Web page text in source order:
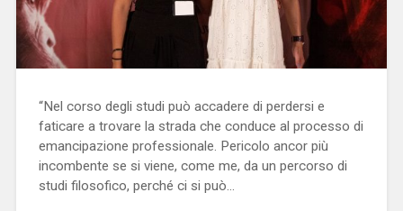
“Nel corso degli studi può accadere di perdersi e
faticare a trovare la strada che conduce al processo di
emancipazione professionale. Pericolo ancor più
incombente se si viene, come me, da un percorso di
studi filosofico, perché ci si può…